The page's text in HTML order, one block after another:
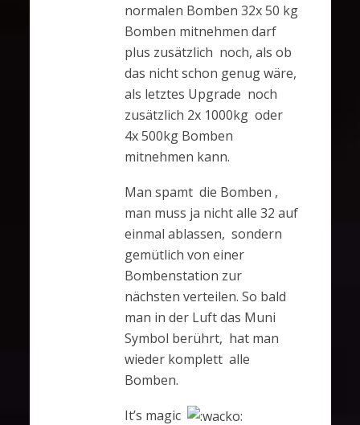
normalen Bomben 32x 50 kg
Bomben mitnehmen darf
plus zusätzlich noch, als ob
das nicht schon genug wäre,
als letztes Upgrade noch
zusätzlich 2x 1000kg oder
4x 500kg Bomben
mitnehmen kann.
Man spamt die Bomben ,
man muss ja nicht alle 32 auf
einmal ablassen, sondern
gemütlich von einer
Bombenstation zur
nächsten verteilen. So bald
man in der Luft das Muni
Symbol berührt, hat man
wieder komplett alle
Bomben.
It’s magic